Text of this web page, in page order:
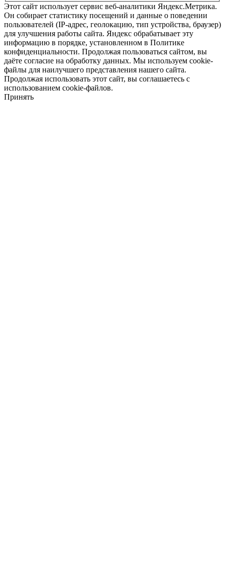
Этот сайт использует сервис веб-аналитики Яндекс.Метрика.
Он собирает статистику посещений и данные о поведении
пользователей (IP-адрес, геолокацию, тип устройства, браузер)
для улучшения работы сайта. Яндекс обрабатывает эту
информацию в порядке, установленном в Политике
конфиденциальности. Продолжая пользоваться сайтом, вы
даёте согласие на обработку данных. Мы используем cookie-
файлы для наилучшего представления нашего сайта.
Продолжая использовать этот сайт, вы соглашаетесь с
использованием cookie-файлов.
Принять